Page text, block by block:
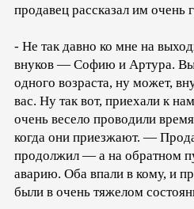
продавец рассказал им очень
- Не так давно ко мне на
внуков — Софию и Артура.
одного возраста, ну может,
вас. Ну так вот, приехали к
очень весело проводили
когда они приезжают. —
продолжил — а на обратном
аварию. Оба впали в кому, и
были в очень тяжелом